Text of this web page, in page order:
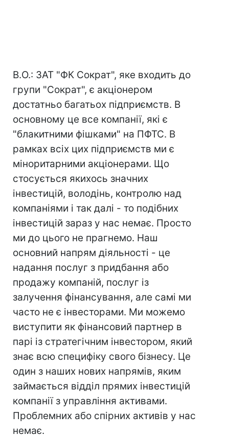
В.О.: ЗАТ "ФК Сократ", яке входить до
групи "Сократ", є акціонером
достатньо багатьох підприємств. В
основному це все компанії, які є
"блакитними фішками" на ПФТС. В
рамках всіх цих підприємств ми є
міноритарними акціонерами. Що
стосується якихось значних
інвестицій, володінь, контролю над
компаніями і так далі - то подібних
інвестицій зараз у нас немає. Просто
ми до цього не прагнемо. Наш
основний напрям діяльності - це
надання послуг з придбання або
продажу компаній, послуг із
залучення фінансування, але самі ми
часто не є інвесторами. Ми можемо
виступити як фінансовий партнер в
парі із стратегічним інвестором, який
знає всю специфіку свого бізнесу. Це
один з наших нових напрямів, яким
займається відділ прямих інвестицій
компанії з управління активами.
Проблемних або спірних активів у нас
немає.